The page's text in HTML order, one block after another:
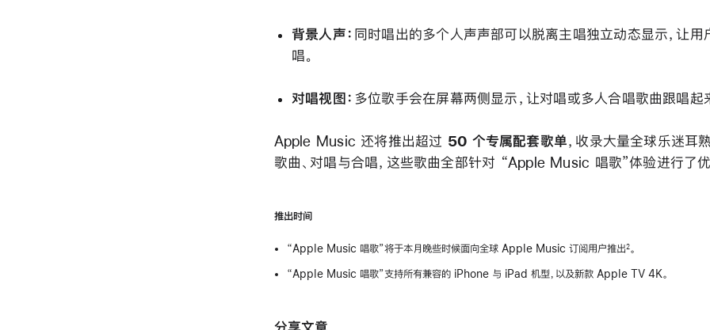
背景人声： 同时唱出的多个人声声部可以脱离主唱独立动态显示，让用
唱。
对唱视图： 多位歌手会在屏幕两侧显示，让对唱或多人合唱歌曲跟唱起
Apple Music 还将推出超过 50 个专属配套歌单，收录大量全球乐迷耳
歌曲、对唱与合唱，这些歌曲全部针对 “Apple Music 唱歌”体验进行了优
推出时间
“Apple Music 唱歌”将于本月晚些时候面向全球 Apple Music 订阅用户推出2。
“Apple Music 唱歌”支持所有兼容的 iPhone 与 iPad 机型，以及新款 Apple TV 4K。